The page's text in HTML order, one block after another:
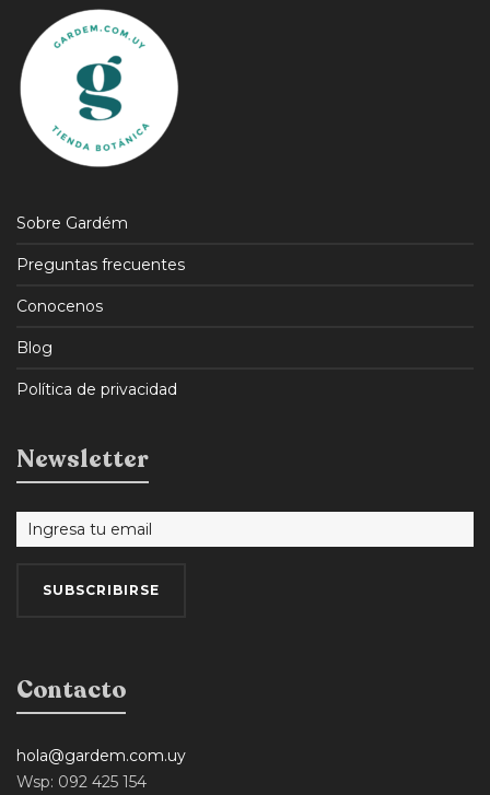
Sobre Gardém
Preguntas frecuentes
Conocenos
Blog
Política de privacidad
Newsletter
Contacto
hola@gardem.com.uy
Wsp: 092 425 154